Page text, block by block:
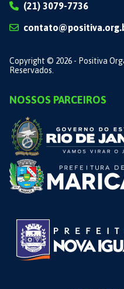
(21) 3079-7736
Copyright © 2026 - Positiva
Reservados.
NOSSOS PARCEIROS